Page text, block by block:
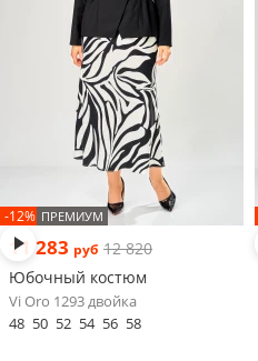
-12% ПРЕМИУМ
11 283 руб 12 820
Юбочный костюм
Vi Oro 1293 двойка
48 50 52 54 56 58